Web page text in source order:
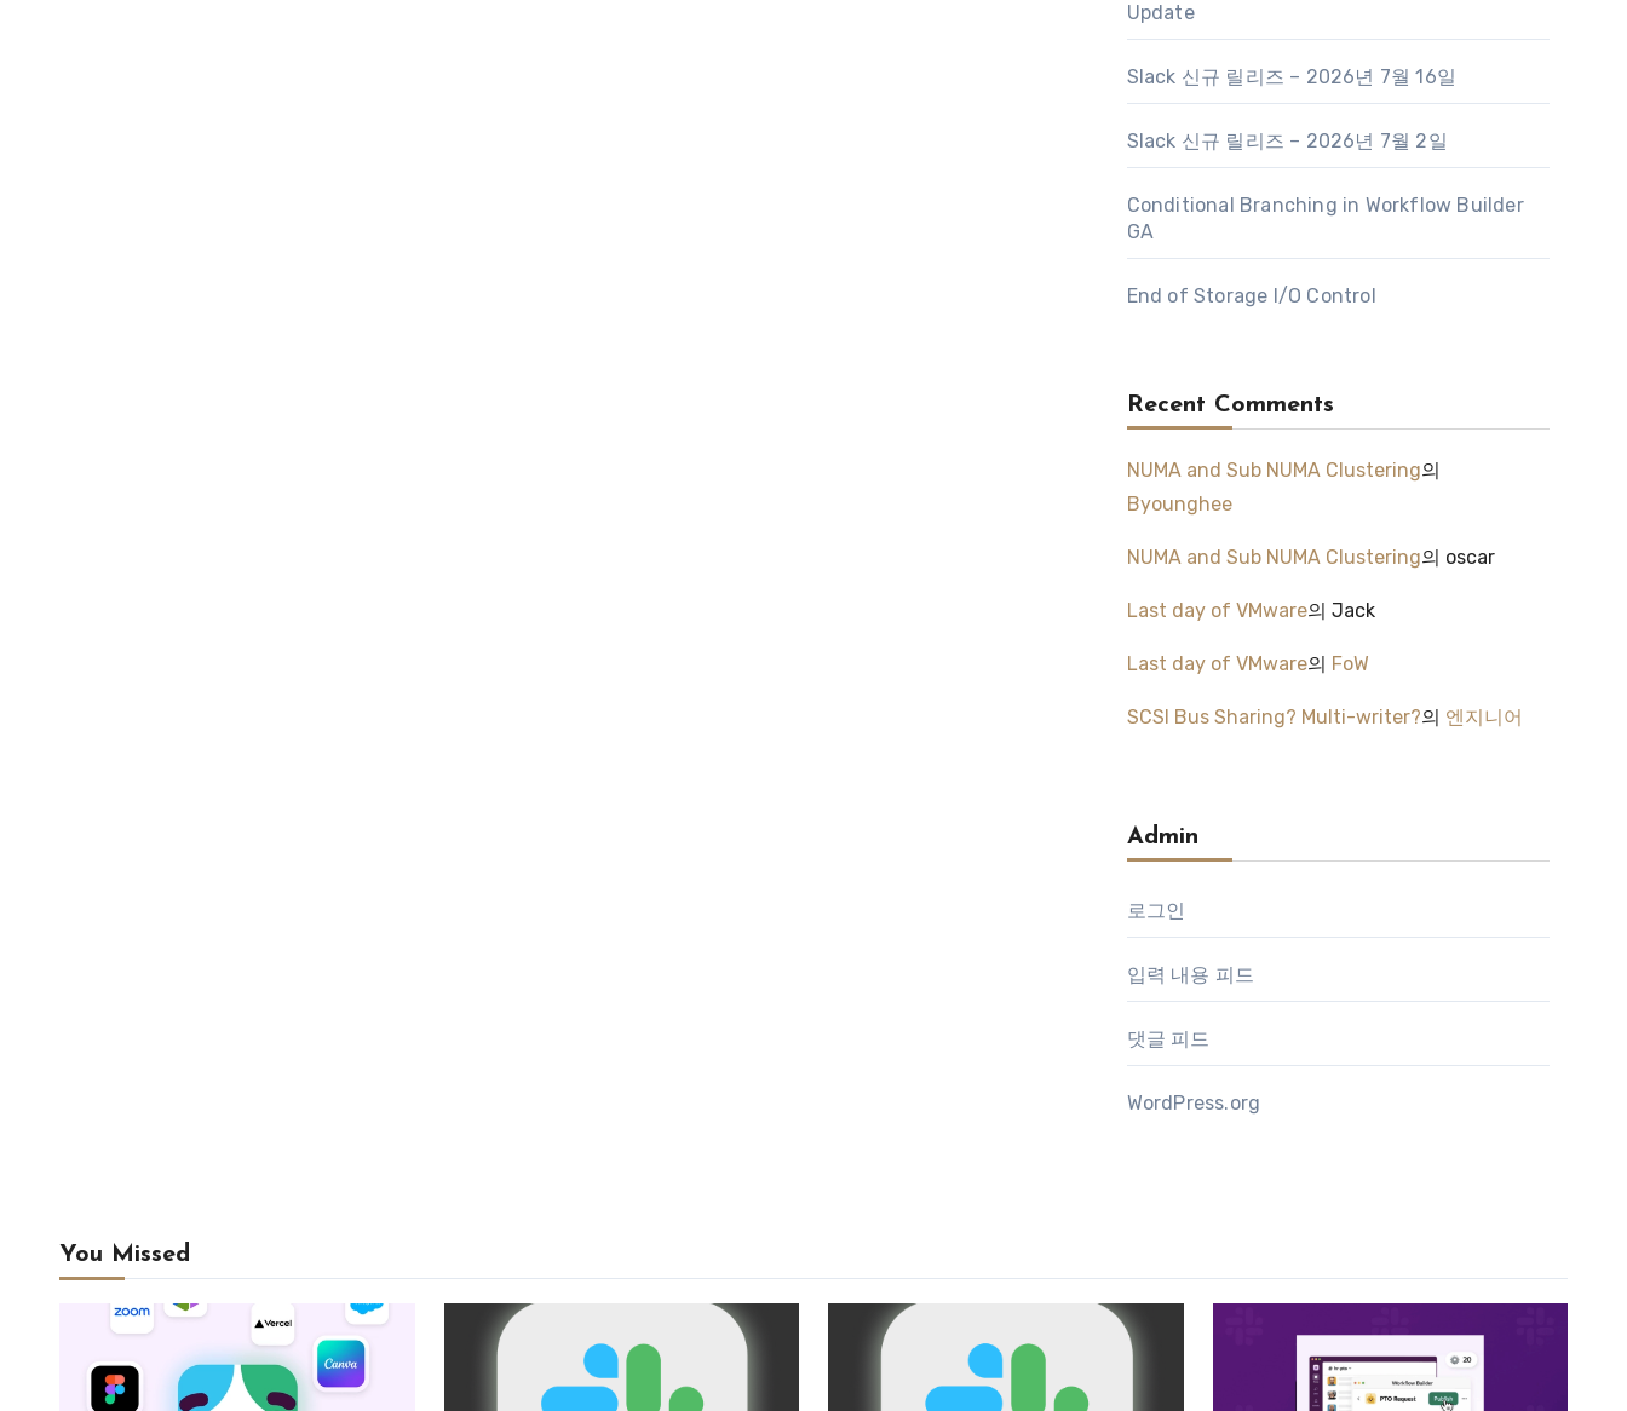
Update
Slack 신규 릴리즈 – 2026년 7월 16일
Slack 신규 릴리즈 – 2026년 7월 2일
Conditional Branching in Workflow Builder
GA
End of Storage I/O Control
Recent Comments
NUMA and Sub NUMA Clustering의
Byounghee
NUMA and Sub NUMA Clustering의 oscar
Last day of VMware의 Jack
Last day of VMware의 FoW
SCSI Bus Sharing? Multi-writer?의 엔지니어
Admin
로그인
입력 내용 피드
댓글 피드
WordPress.org
You Missed